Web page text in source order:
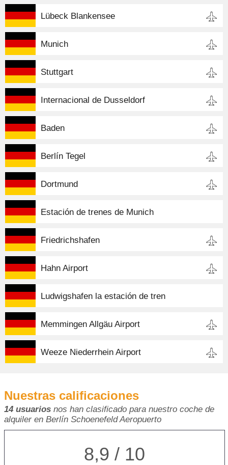
Lübeck Blankensee
Munich
Stuttgart
Internacional de Dusseldorf
Baden
Berlín Tegel
Dortmund
Estación de trenes de Munich
Friedrichshafen
Hahn Airport
Ludwigshafen la estación de tren
Memmingen Allgäu Airport
Weeze Niederrhein Airport
Nuestras calificaciones
14 usuarios nos han clasificado para nuestro coche de
alquiler en Berlín Schoenefeld Aeropuerto
8,9 / 10